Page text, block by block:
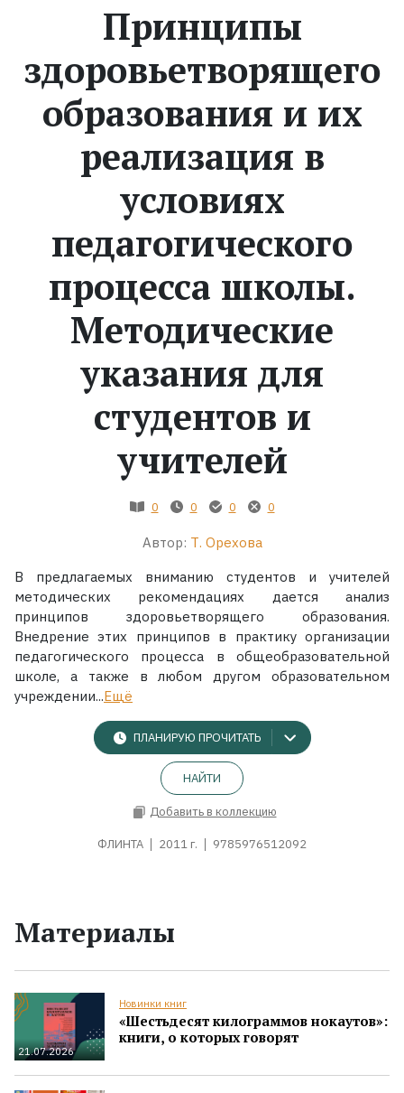
Коллекции
Принципы
здоровьетворящего
образования и их
реализация в
условиях
педагогического
процесса школы.
Методические
указания для
студентов и
учителей
0 0 0 0
Автор: Т. Орехова
В предлагаемых вниманию студентов и учителей
методических рекомендациях дается анализ
принципов здоровьетворящего образования.
Внедрение этих принципов в практику организации
педагогического процесса в общеобразовательной
школе, а также в любом другом образовательном
учреждении...Ещё
ПЛАНИРУЮ ПРОЧИТАТЬ
НАЙТИ
Добавить в коллекцию
ФЛИНТА 2011 г. 9785976512092
Материалы
21.07.2026
Новинки книг
«Шестьдесят килограммов нокаутов»:
книги, о которых говорят